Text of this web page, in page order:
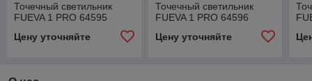
Точечный светильник
FUEVA 1 PRO 64595
Цену уточняйте
Точечный светильник
FUEVA 1 PRO 64596
Цену уточняйте